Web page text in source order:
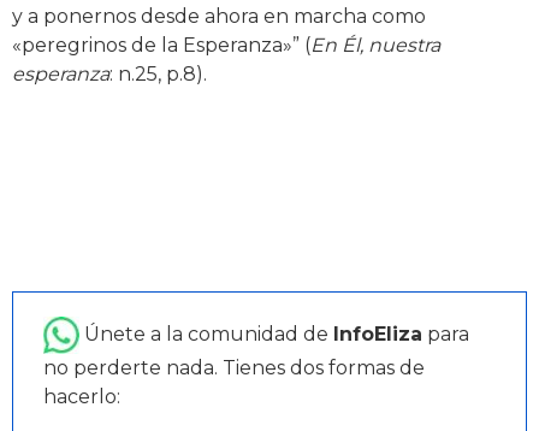
y a ponernos desde ahora en marcha como
«peregrinos de la Esperanza»” (En Él, nuestra
esperanza: n.25, p.8).
Únete a la comunidad de InfoEliza para
no perderte nada. Tienes dos formas de
hacerlo: